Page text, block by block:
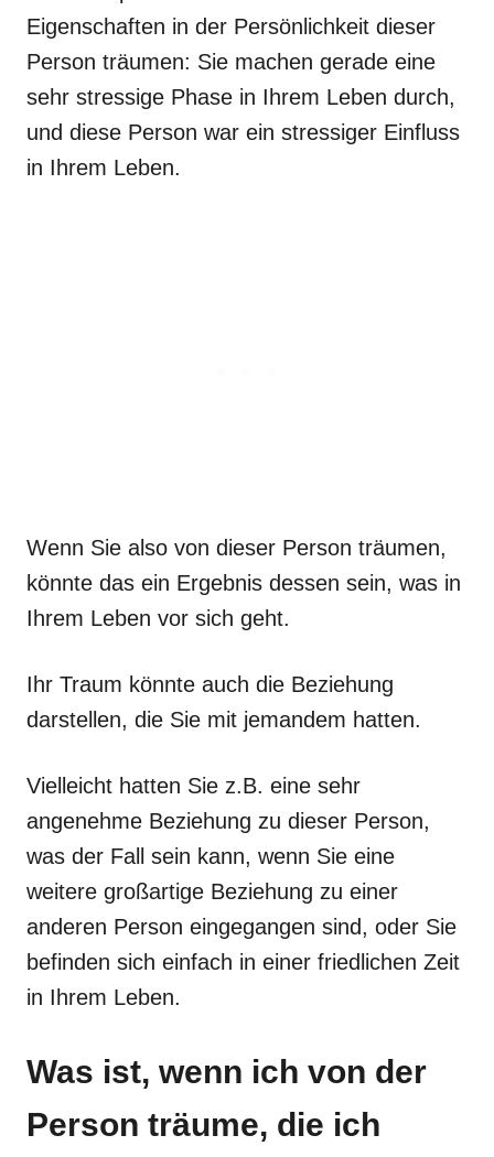
Eigenschaften in der Persönlichkeit dieser
Person träumen: Sie machen gerade eine
sehr stressige Phase in Ihrem Leben durch,
und diese Person war ein stressiger Einfluss
in Ihrem Leben.
Wenn Sie also von dieser Person träumen,
könnte das ein Ergebnis dessen sein, was in
Ihrem Leben vor sich geht.
Ihr Traum könnte auch die Beziehung
darstellen, die Sie mit jemandem hatten.
Vielleicht hatten Sie z.B. eine sehr
angenehme Beziehung zu dieser Person,
was der Fall sein kann, wenn Sie eine
weitere großartige Beziehung zu einer
anderen Person eingegangen sind, oder Sie
befinden sich einfach in einer friedlichen Zeit
in Ihrem Leben.
Was ist, wenn ich von der
Person träume, die ich